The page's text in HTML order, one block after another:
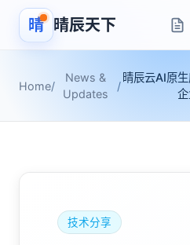
晴 晴辰天下
Home/
News &
Updates
/
晴辰云AI原
技术分享